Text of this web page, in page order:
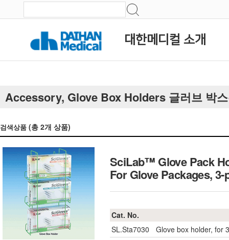
대한메디컬 소개
Accessory, Glove Box Holders 글러브 박
검색상품 (총 2개 상품)
SciLab™ Glove Pack
For Glove Packages,
Cat. No.
SL.Sta7030
Glove box holder, for